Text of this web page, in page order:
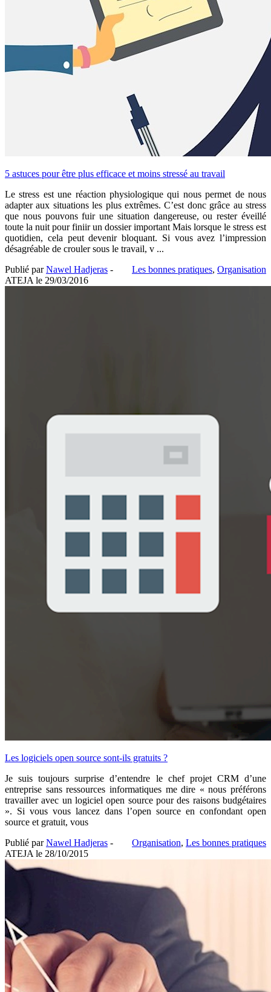
5 astuces pour être plus efficace et moins stressé au travail
Le stress est une réaction physiologique qui nous permet de nous
adapter aux situations les plus extrêmes. C’est donc grâce au stress
que nous pouvons fuir une situation dangereuse, ou rester éveillé
toute la nuit pour finiir un dossier important Mais lorsque le stress est
quotidien, cela peut devenir bloquant. Si vous avez l’impression
désagréable de crouler sous le travail, v ...
Les bonnes pratiques, Organisation
Publié parNawel Hadjeras -
ATEJA le 29/03/2016
Les logiciels open source sont-ils gratuits ?
Je suis toujours surprise d’entendre le chef projet CRM d’une
entreprise sans ressources informatiques me dire « nous préférons
travailler avec un logiciel open source pour des raisons budgétaires
». Si vous vous lancez dans l’open source en confondant open
source et gratuit, vous
Organisation, Les bonnes pratiques
Publié parNawel Hadjeras -
ATEJA le 28/10/2015